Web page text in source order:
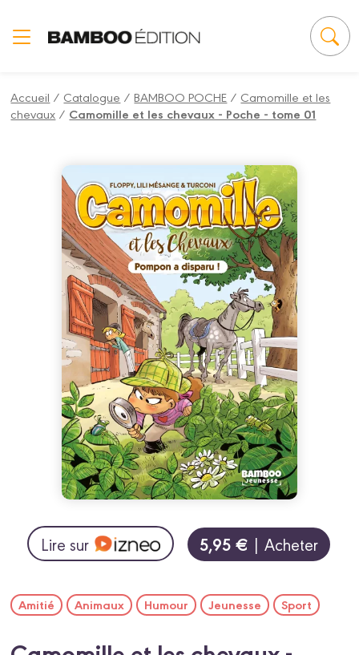
Accueil / Catalogue /BAMBOO POCHE / Camomille et les
chevaux / Camomille et les chevaux - Poche - tome 01
Lire sur 5,95 € | Acheter
Amitié Animaux Humour Jeunesse Sport